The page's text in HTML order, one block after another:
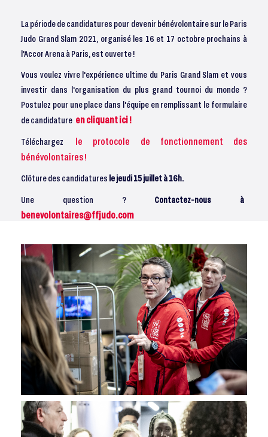
La période de candidatures pour devenir bénévolontaire sur le Paris
Judo Grand Slam 2021, organisé les 16 et 17 octobre prochains à
l'Accor Arena à Paris, est ouverte !
Vous voulez vivre l'expérience ultime du Paris Grand Slam et vous
investir dans l'organisation du plus grand tournoi du monde ?
Postulez pour une place dans l'équipe en remplissant le formulaire
de candidature en cliquant ici !
Téléchargez
le protocole de fonctionnement des
bénévolontaires !
Clôture des candidatures le jeudi 15 juillet à 16h.
Une question ?Contactez-nous à
benevolontaires@ffjudo.com